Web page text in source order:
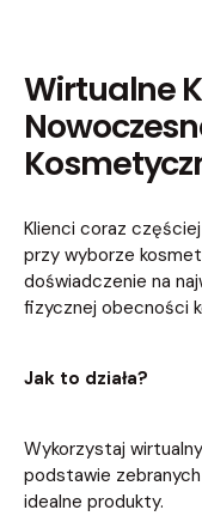
Wirtualne
Klienci coraz
przy wyborze
doświadczenie na
fizycznej obecności
Jak to działa?
Wykorzystaj
podstawie
idealne produkty.